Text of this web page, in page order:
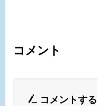
コメント
コメントする